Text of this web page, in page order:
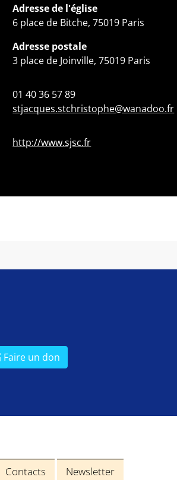
Adresse de l'église
6 place de Bitche, 75019 Paris
Adresse postale
3 place de Joinville, 75019 Paris
01 40 36 57 89
stjacques.stchristophe@wanadoo.fr
http://www.sjsc.fr
Faire un don
Contacts Newsletter